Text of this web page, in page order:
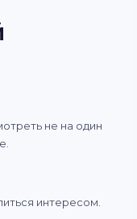
не на один
интересом.